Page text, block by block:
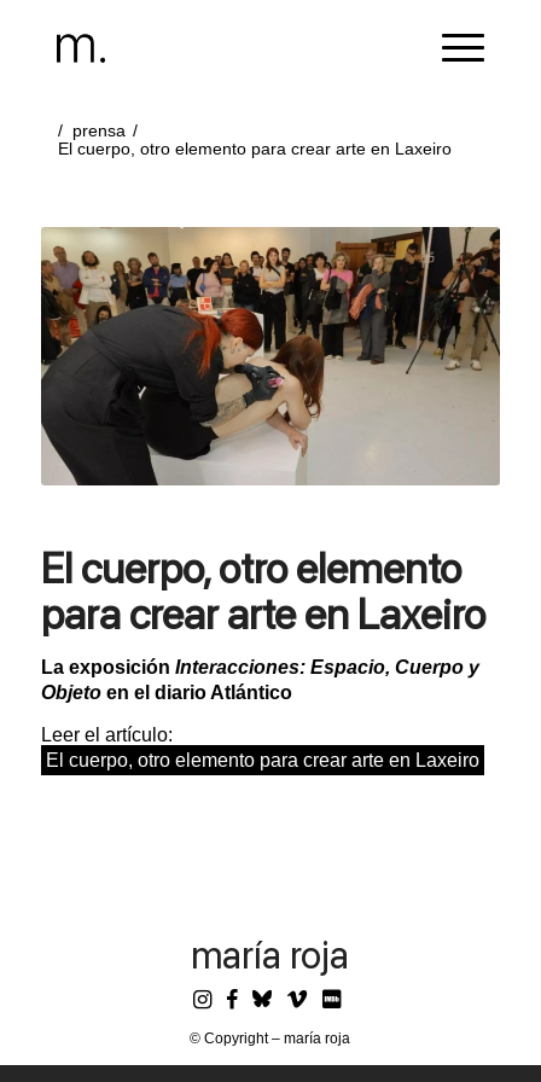
/ prensa /
El cuerpo, otro elemento para crear arte en Laxeiro
El cuerpo, otro elemento
para crear arte en Laxeiro
La exposición Interacciones: Espacio, Cuerpo y
Objetoen el diario Atlántico
Leer el artículo:
El cuerpo, otro elemento para crear arte en Laxeiro
maría roja
© Copyright – maría roja